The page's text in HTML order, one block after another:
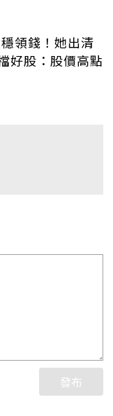
領錢！她出清
好股：股價高點
發布